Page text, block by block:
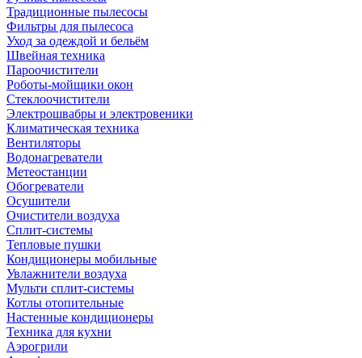
Традиционные пылесосы
Фильтры для пылесоса
Уход за одеждой и бельём
Швейная техника
Пароочистители
Роботы-мойщики окон
Стеклоочистители
Электрошвабры и электровеники
Климатическая техника
Вентиляторы
Водонагреватели
Метеостанции
Обогреватели
Осушители
Очистители воздуха
Сплит-системы
Тепловые пушки
Кондиционеры мобильные
Увлажнители воздуха
Мульти сплит-системы
Котлы отопительные
Настенные кондиционеры
Техника для кухни
Аэрогрили